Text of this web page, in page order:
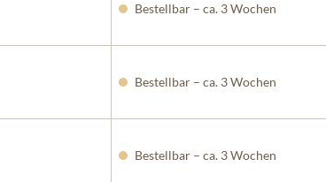
Bestellbar – ca. 3 Wochen
Bestellbar – ca. 3 Wochen
Bestellbar – ca. 3 Wochen